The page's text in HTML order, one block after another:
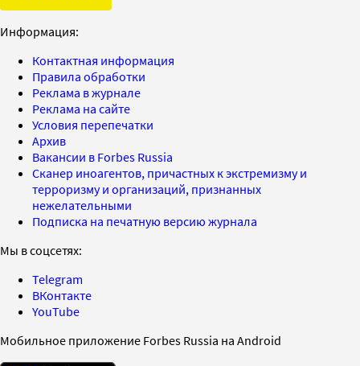
Информация:
Контактная информация
Правила обработки
Реклама в журнале
Реклама на сайте
Условия перепечатки
Архив
Вакансии в Forbes Russia
Сканер иноагентов, причастных к экстремизму и
терроризму и организаций, признанных
нежелательными
Подписка на печатную версию журнала
Мы в соцсетях:
Telegram
ВКонтакте
YouTube
Мобильное приложение Forbes Russia на Android